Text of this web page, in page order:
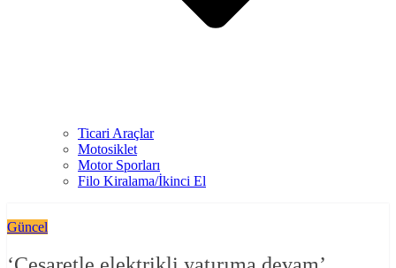
Ticari Araçlar
Motosiklet
Motor Sporları
Filo Kiralama/İkinci El
Güncel